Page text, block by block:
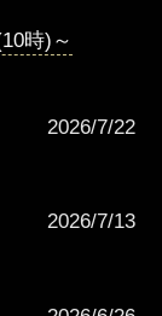
時)～
2026/7/22
2026/7/13